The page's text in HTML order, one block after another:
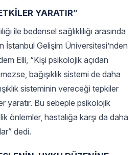
YARATIR”
ile bedensel sağlıklılığı arasında
İstanbul Gelişim Üniversitesi’nden
Elli, “Kişi psikolojik açıdan
bağışıklık sistemi de daha
sisteminin vereceği tepkiler
yaratır. Bu sebeple psikolojik
önlemler, hastalığa karşı da daha
dedi.